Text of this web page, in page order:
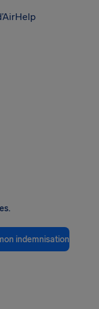
indemnisation